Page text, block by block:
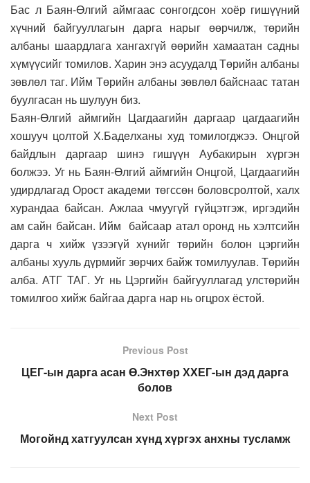
Бас л Баян-Өлгий аймгаас сонгогдсон хоёр гишүүний
хүчний байгууллагын дарга нарыг өөрчилж, төрийн
албаны шаардлага хангахгүй өөрийн хамаатан садны
хүмүүсийг томилов. Харин энэ асуудалд Төрийн албаны
зөвлөл таг. Ийм Төрийн албаны зөвлөл байснаас татан
буулгасан нь шулуун биз.
Баян-Өлгий аймгийн Цагдаагийн даргаар цагдаагийн
хошууч цолтой Х.Бадeлханы худ томилогджээ. Онцгой
байдлын даргаар шинэ гишүүн Аубакирын хүргэн
болжээ. Уг нь Баян-Өлгий аймгийн Онцгой, Цагдаагийн
удирдлагад Орост акадeми төгссөн боловсролтой, халх
хурандаа байсан. Ажлаа чмуугүй гүйцэтгэж, иргэдийн
ам сайн байсан. Ийм байсаар атал оронд нь хэлтсийн
дарга ч хийж үзээгүй хүнийг төрийн болон цэргийн
албаны хууль дүрмийг зөрчих байж томилуулав. Төрийн
алба. АТГ ТАГ. Уг нь Цэргийн байгууллагад улстөрийн
томилгоо хийж байгаа дарга нар нь огцрох ёстой.
Previous Post
ЦЕГ-ын дарга асан Ө.Энхтөр ХХЕГ-ын дэд дарга
болов
Next Post
Могойнд хатгуулсан хүнд хүргэх анхны тусламж